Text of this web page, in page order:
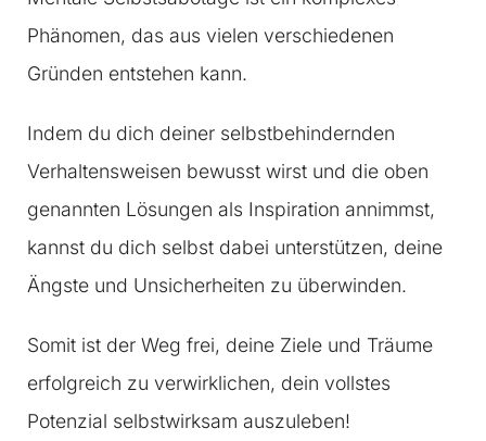
Phänomen, das aus vielen verschiedenen
Gründen entstehen kann.
Indem du dich deiner selbstbehindernden
Verhaltensweisen bewusst wirst und die oben
genannten Lösungen als Inspiration annimmst,
kannst du dich selbst dabei unterstützen, deine
Ängste und Unsicherheiten zu überwinden.
Somit ist der Weg frei, deine Ziele und Träume
erfolgreich zu verwirklichen, dein vollstes
Potenzial selbstwirksam auszuleben!